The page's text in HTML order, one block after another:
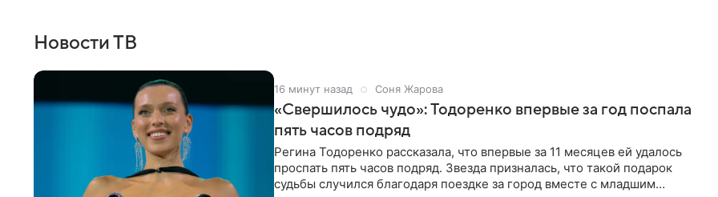
Новости ТВ
16 минут назад Соня Жарова
«Свершилось чудо»: Тодоренко впервые за год поспала
пять часов подряд
Регина Тодоренко рассказала, что впервые за 11 месяцев ей удалось
проспать пять часов подряд. Звезда призналась, что такой подарок
судьбы случился благодаря поездке за город вместе с младшим